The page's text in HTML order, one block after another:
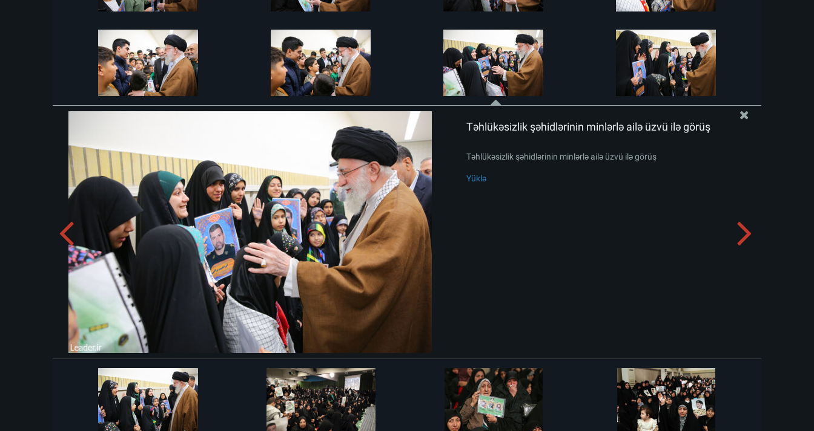
Təhlükəsizlik şəhidlərinin minlərlə ailə üzvü ilə görüş
Təhlükəsizlik şəhidlərinin minlərlə ailə üzvü ilə görüş
Yüklə